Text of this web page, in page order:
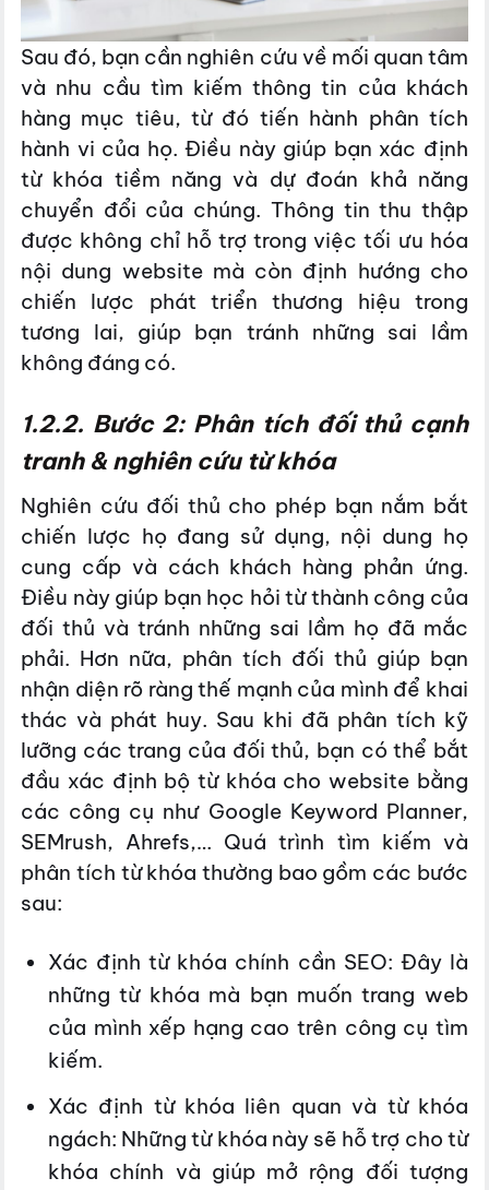
Sau đó, bạn cần nghiên cứu về mối quan tâm
và nhu cầu tìm kiếm thông tin của khách
hàng mục tiêu, từ đó tiến hành phân tích
hành vi của họ. Điều này giúp bạn xác định
từ khóa tiềm năng và dự đoán khả năng
chuyển đổi của chúng. Thông tin thu thập
được không chỉ hỗ trợ trong việc tối ưu hóa
nội dung website mà còn định hướng cho
chiến lược phát triển thương hiệu trong
tương lai, giúp bạn tránh những sai lầm
không đáng có.
1.2.2. Bước 2: Phân tích đối thủ cạnh
tranh & nghiên cứu từ khóa
Nghiên cứu đối thủ cho phép bạn nắm bắt
chiến lược họ đang sử dụng, nội dung họ
cung cấp và cách khách hàng phản ứng.
Điều này giúp bạn học hỏi từ thành công của
đối thủ và tránh những sai lầm họ đã mắc
phải. Hơn nữa, phân tích đối thủ giúp bạn
nhận diện rõ ràng thế mạnh của mình để khai
thác và phát huy. Sau khi đã phân tích kỹ
lưỡng các trang của đối thủ, bạn có thể bắt
đầu xác định bộ từ khóa cho website bằng
các công cụ như Google Keyword Planner,
SEMrush, Ahrefs,… Quá trình tìm kiếm và
phân tích từ khóa thường bao gồm các bước
sau:
Xác định từ khóa chính cần SEO: Đây là
những từ khóa mà bạn muốn trang web
của mình xếp hạng cao trên công cụ tìm
kiếm.
Xác định từ khóa liên quan và từ khóa
ngách: Những từ khóa này sẽ hỗ trợ cho từ
khóa chính và giúp mở rộng đối tượng